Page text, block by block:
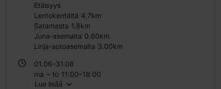
Etäisyys
Lentokentältä 4.7km
Satamasta 1.8km
Juna-asemalta 0.60km
Linja-autoasemalta 3.00km
01.06–31.08
ma – to 11:00–18:00
pe – su 11:00–16:00
Lue lisää